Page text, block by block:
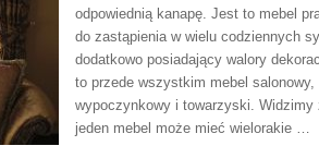
odpowiednią kanapę. Jest to mebel
do zastąpienia w wielu codziennych
dodatkowo posiadający walory
to przede wszystkim mebel salonowy,
wypoczynkowy i towarzyski. Widzimy
jeden mebel może mieć wielorakie …